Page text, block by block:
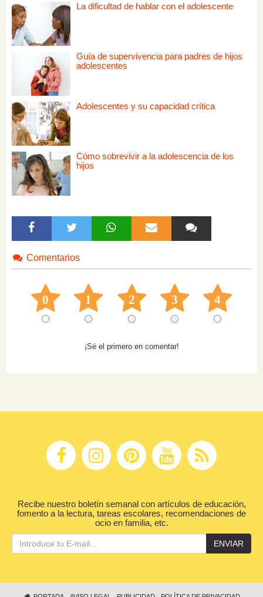
La dificultad de hablar con el adolescente
Guía de supervivencia para padres de hijos
adolescentes
Adolescentes y su capacidad crítica
Cómo sobrevivir a la adolescencia de los
hijos
Comentarios
0 1 2 3 4
¡Sé el primero en comentar!
Recibe nuestro boletín semanal con artículos de educación,
fomento a la lectura, tareas escolares, recomendaciones de
ocio en familia, etc.
ENVIAR